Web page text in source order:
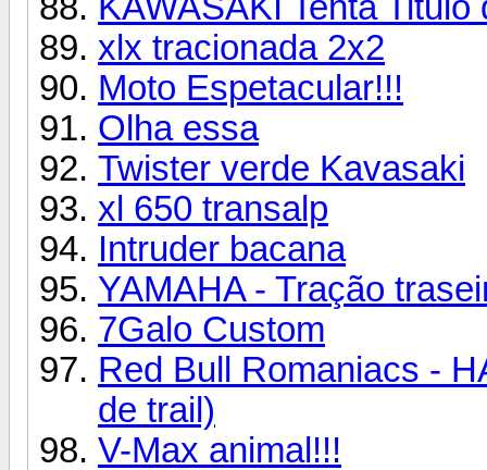
xlx tracionada 2x2
Moto Espetacular!!!
Olha essa
Twister verde Kavasaki
xl 650 transalp
Intruder bacana
YAMAHA - Tração
7Galo Custom
Red Bull Romaniacs -
de trail)
V-Max animal!!!